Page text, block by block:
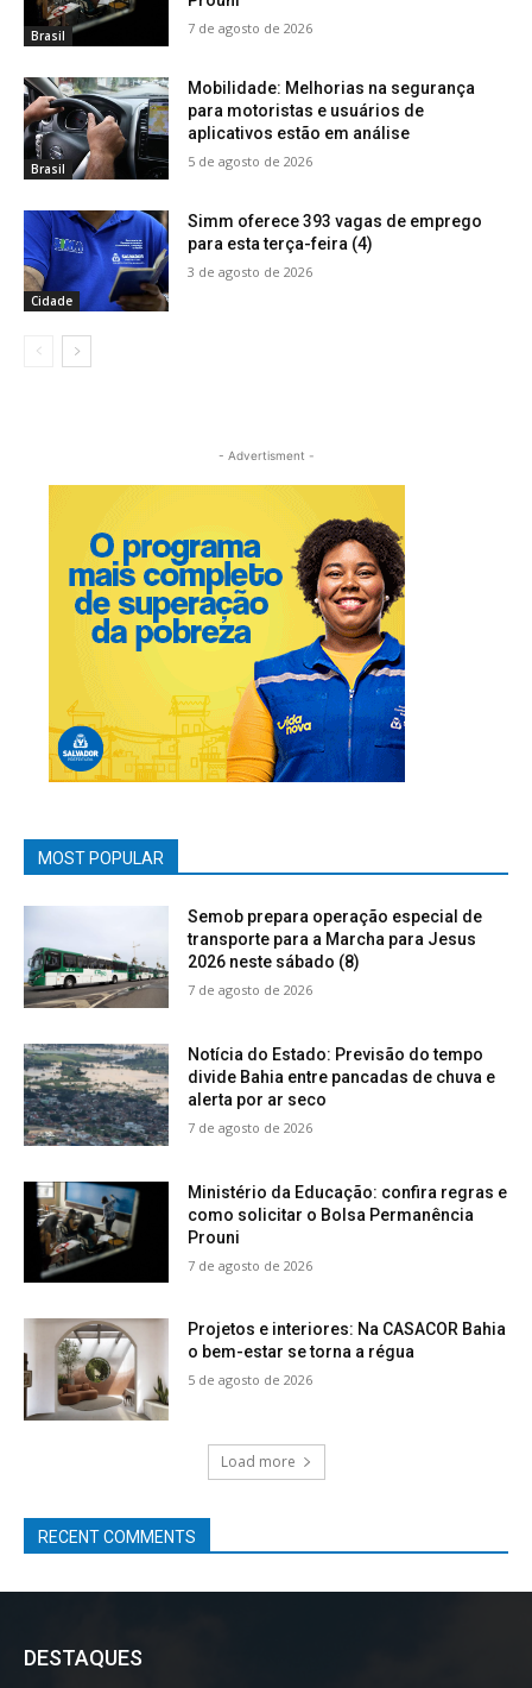
Brasil 7 de agosto de 2026
Brasil
Mobilidade: Melhorias na segurança
para motoristas e usuários de
aplicativos estão em análise
5 de agosto de 2026
Cidade
Simm oferece 393 vagas de emprego
para esta terça-feira (4)
3 de agosto de 2026
- Advertisment -
MOST POPULAR
Semob prepara operação especial de
transporte para a Marcha para Jesus
2026 neste sábado (8)
7 de agosto de 2026
Notícia do Estado: Previsão do tempo
divide Bahia entre pancadas de chuva e
alerta por ar seco
7 de agosto de 2026
Ministério da Educação: confira regras e
como solicitar o Bolsa Permanência
Prouni
7 de agosto de 2026
Projetos e interiores: Na CASACOR Bahia
o bem-estar se torna a régua
5 de agosto de 2026
Load more
RECENT COMMENTS
DESTAQUES